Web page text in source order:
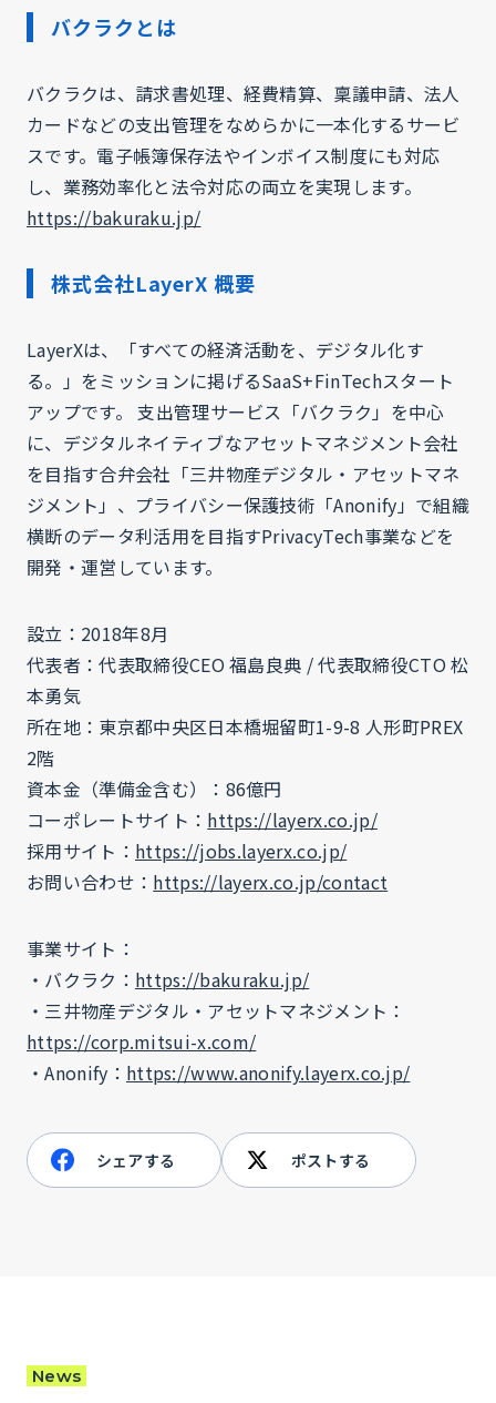
バクラクとは
バクラクは、請求書処理、経費精算、稟議申請、法人
カードなどの支出管理をなめらかに一本化するサービ
スです。電子帳簿保存法やインボイス制度にも対応
し、業務効率化と法令対応の両立を実現します。
https://bakuraku.jp/
株式会社LayerX 概要
LayerXは、「すべての経済活動を、デジタル化す
る。」をミッションに掲げるSaaS+FinTechスタート
アップです。 支出管理サービス「バクラク」を中心
に、デジタルネイティブなアセットマネジメント会社
を目指す合弁会社「三井物産デジタル・アセットマネ
ジメント」、プライバシー保護技術「Anonify」で組織
横断のデータ利活用を目指すPrivacyTech事業などを
開発・運営しています。
設立：2018年8月
代表者：代表取締役CEO 福島良典 / 代表取締役CTO 松
本勇気
所在地：東京都中央区日本橋堀留町1-9-8 人形町PREX
2階
資本金（準備金含む）：86億円
コーポレートサイト： https://layerx.co.jp/
採用サイト： https://jobs.layerx.co.jp/
お問い合わせ： https://layerx.co.jp/contact
事業サイト：
・バクラク： https://bakuraku.jp/
・三井物産デジタル・アセットマネジメント：
https://corp.mitsui-x.com/
・Anonify： https://www.anonify.layerx.co.jp/
シェアする ポストする
News